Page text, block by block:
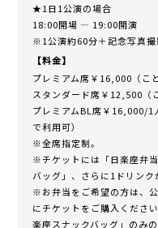
★1日1公演の場合
18:00開場 ― 19:00開演
※1公演約60分＋記念写真撮
【料金】
プレミアム席￥16,000（こ
スタンダード席￥12,500（
プレミアムBL席￥16,000/
で利用可）
※全席指定制。
※チケットには「日楽座弁
バッグ」、さらに1ドリンク
※お弁当をご希望の方は、
にチケットをご購入くださ
楽座スナックバッグ」のみの